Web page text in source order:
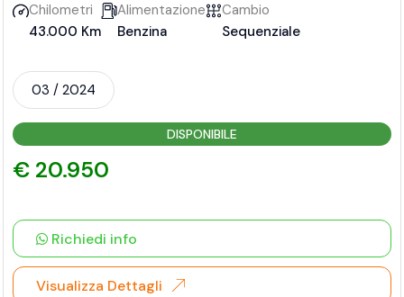
Chilometri
43.000 Km
Alimentazione
Benzina
Cambio
Sequenziale
03 / 2024
DISPONIBILE
€ 20.950
Richiedi info
Visualizza Dettagli